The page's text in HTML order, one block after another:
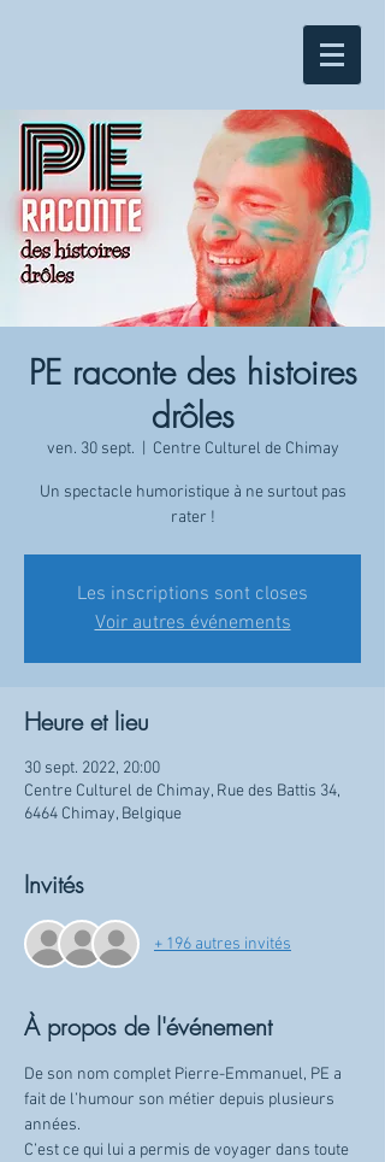
PE raconte des histoires
drôles
ven. 30 sept. Centre Culturel de Chimay
Un spectacle humoristique à ne surtout pas
rater !
Les inscriptions sont closes
Voir autres événements
Heure et lieu
30 sept. 2022, 20:00
Centre Culturel de Chimay, Rue des Battis 34,
6464 Chimay, Belgique
Invités
+ 196 autres invités
À propos de l'événement
De son nom complet Pierre-Emmanuel, PE a
fait de l’humour son métier depuis plusieurs
années.
C’est ce qui lui a permis de voyager dans toute